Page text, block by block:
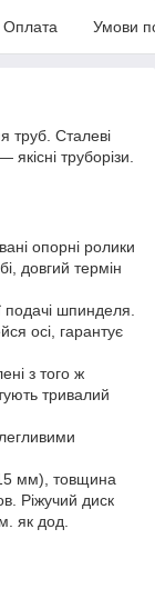
Оплата Умови
труб. Сталеві
труборізи.
опорні ролики
довгий термін
шпинделя.
осі, гарантує
з того ж
тривалий
мм), товщина
Ріжучий диск
як дод.